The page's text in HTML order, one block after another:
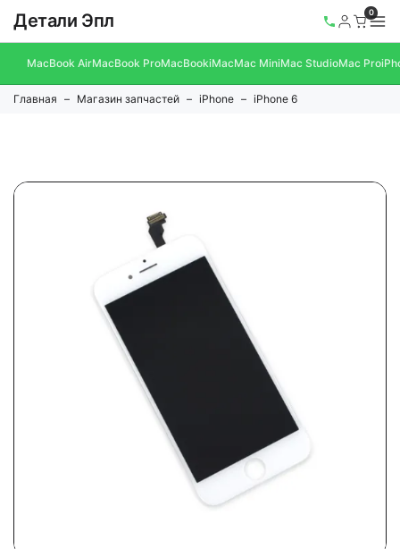
Детали Эпл 0
MacBook AirMacBook ProMacBookiMacMac MiniMac StudioMac Pro
Главная Магазин запчастей iPhone iPhone 6